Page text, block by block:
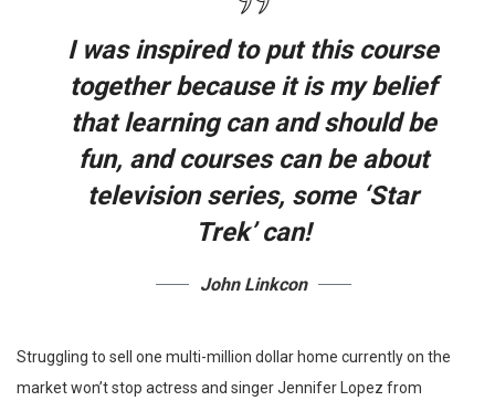
I was inspired to put this course
together because it is my belief
that learning can and should be
fun, and courses can be about
television series, some ‘Star
Trek’ can!
John Linkcon
Struggling to sell one multi-million dollar home currently on the
market won’t stop actress and singer Jennifer Lopez from